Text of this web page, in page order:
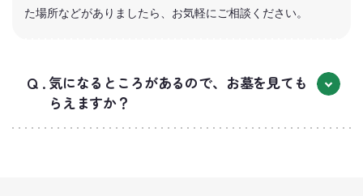
た場所などがありましたら、お気軽にご相談ください。
気になるところがあるので、お墓を見ても
らえますか？